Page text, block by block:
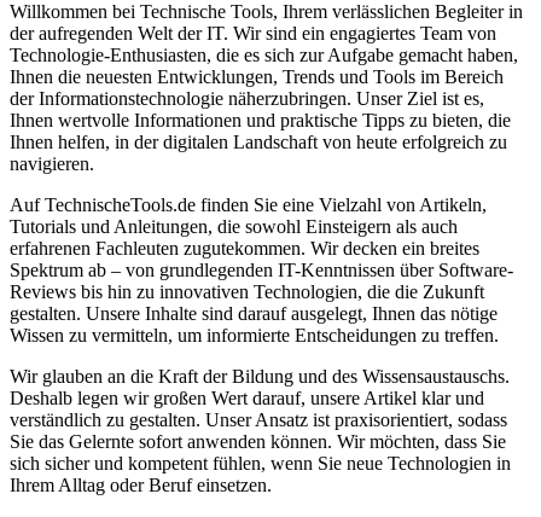
Willkommen bei Technische Tools, Ihrem verlässlichen Begleiter in
der aufregenden Welt der IT. Wir sind ein engagiertes Team von
Technologie-Enthusiasten, die es sich zur Aufgabe gemacht haben,
Ihnen die neuesten Entwicklungen, Trends und Tools im Bereich
der Informationstechnologie näherzubringen. Unser Ziel ist es,
Ihnen wertvolle Informationen und praktische Tipps zu bieten, die
Ihnen helfen, in der digitalen Landschaft von heute erfolgreich zu
navigieren.
Auf TechnischeTools.de finden Sie eine Vielzahl von Artikeln,
Tutorials und Anleitungen, die sowohl Einsteigern als auch
erfahrenen Fachleuten zugutekommen. Wir decken ein breites
Spektrum ab – von grundlegenden IT-Kenntnissen über Software-
Reviews bis hin zu innovativen Technologien, die die Zukunft
gestalten. Unsere Inhalte sind darauf ausgelegt, Ihnen das nötige
Wissen zu vermitteln, um informierte Entscheidungen zu treffen.
Wir glauben an die Kraft der Bildung und des Wissensaustauschs.
Deshalb legen wir großen Wert darauf, unsere Artikel klar und
verständlich zu gestalten. Unser Ansatz ist praxisorientiert, sodass
Sie das Gelernte sofort anwenden können. Wir möchten, dass Sie
sich sicher und kompetent fühlen, wenn Sie neue Technologien in
Ihrem Alltag oder Beruf einsetzen.